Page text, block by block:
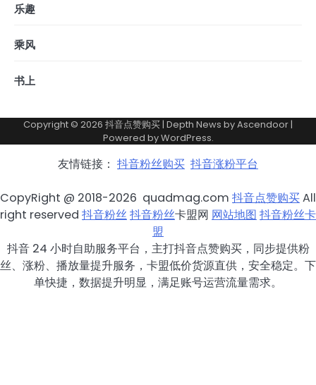
乐趣
乘风
书上
Copyright © 2026 抖音点赞购买| Depth News byAscendoor|
Powered byWordPress.
友情链接： 抖音粉丝购买 抖音涨粉平台
CopyRight @ 2018-2026 quadmag.com 抖音点赞购买All
right reserved 抖音粉丝抖音粉丝卡盟网 网站地图 抖音粉丝卡
盟
抖音 24 小时自助服务平台，主打抖音点赞购买，同步提供粉
丝、涨粉、播放量提升服务，卡盟低价货源直供，安全稳定。下
单快捷，数据提升明显，满足账号运营流量需求。